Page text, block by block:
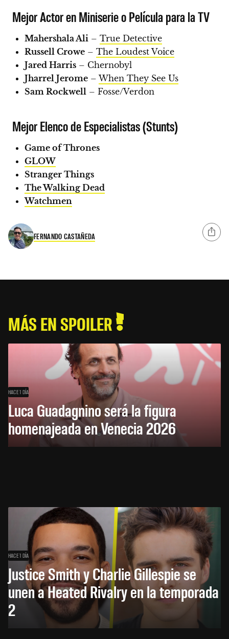
Mejor Actor en Miniserie o Película para la TV
Mahershala Ali – True Detective
Russell Crowe – The Loudest Voice
Jared Harris – Chernobyl
Jharrel Jerome –When They See Us
Sam Rockwell – Fosse/Verdon
Mejor Elenco de Especialistas (Stunts)
Game of Thrones
GLOW
Stranger Things
The Walking Dead
Watchmen
FERNANDO CASTAÑEDA
MÁS EN SPOILER
HACE 1 DÍA
Luca Guadagnino será la figura
homenajeada en Venecia 2026
HACE 1 DÍA
Justice Smith y Charlie Gillespie se
unen a Heated Rivalry en la temporada
2